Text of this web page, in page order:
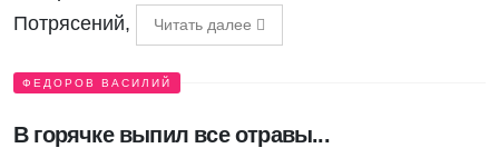
Потрясений,
Читать далее
ФЕДОРОВ ВАСИЛИЙ
В горячке выпил все отравы...